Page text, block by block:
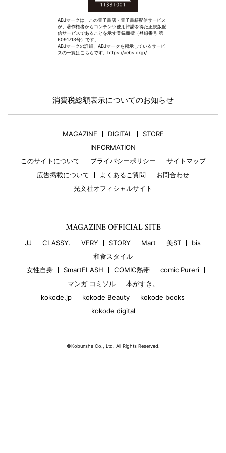
ABJマークは、この電子書店・電子書籍配信サービス
が、著作権者からコンテンツ使用許諾を得た正規版配
信サービスであることを示す登録商標（登録番号 第
6091713号）です。
ABJマークの詳細、ABJマークを掲示しているサービ
スの一覧はこちらです。 https://aebs.or.jp/
消費税総額表示についてのお知らせ
MAGAZINE DIGITAL
STORE
INFORMATION
このサイトについて
プライバシーポリシー
サイトマップ
広告掲載について
よくあるご質問
お問合わせ
光文社オフィシャルサイト
MAGAZINE OFFICIAL SITE
JJ CLASSY. VERY STORY Mart 美ST
bis
和食スタイル
女性自身
SmartFLASH COMIC熱帯
comic Pureri
マンガ コミソル
本がすき。
kokode.jp
kokode Beauty
kokode books
kokode digital
©Kobunsha Co., Ltd. All Rights Reserved.